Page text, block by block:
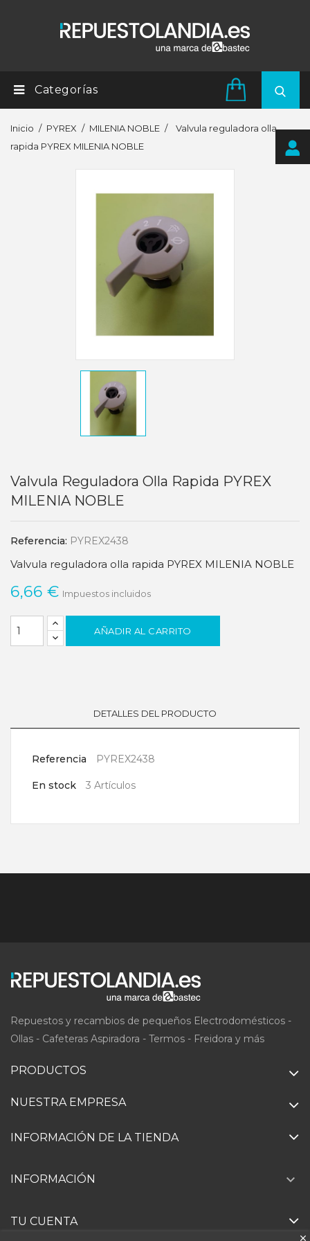
Categorías
Inicio PYREX MILENIA NOBLE
Valvula reguladora olla
rapida PYREX MILENIA NOBLE
Valvula Reguladora Olla Rapida PYREX
MILENIA NOBLE
Referencia: PYREX2438
Valvula reguladora olla rapida PYREX MILENIA NOBLE
6,66 € Impuestos incluidos
AÑADIR AL CARRITO
DETALLES DEL PRODUCTO
Referencia PYREX2438
En stock 3 Artículos
Repuestos y recambios de pequeños Electrodomésticos -
Ollas - Cafeteras Aspiradora - Termos - Freidora y más
PRODUCTOS
NUESTRA EMPRESA
INFORMACIÓN DE LA TIENDA
INFORMACIÓN 
TU CUENTA